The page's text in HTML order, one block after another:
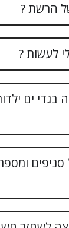
הרשת ?
לעשות ?
בגדי ים